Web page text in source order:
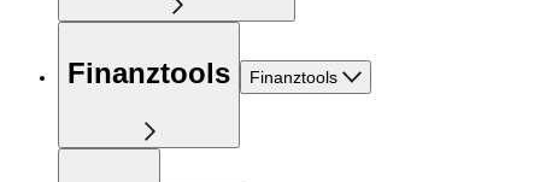
Finanztools Finanztools